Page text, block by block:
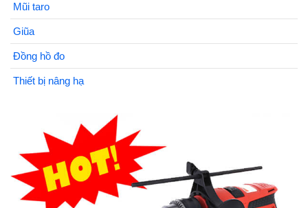
Mũi taro
Giũa
Đồng hồ đo
Thiết bị nâng hạ